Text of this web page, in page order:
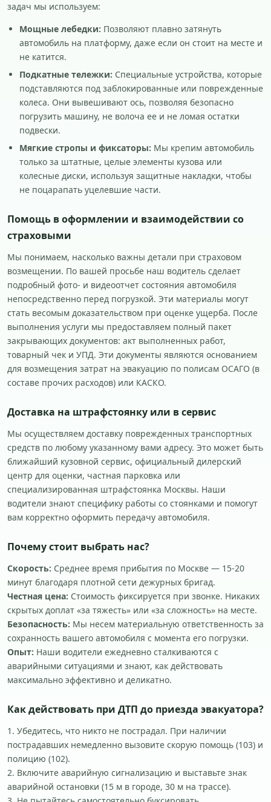
задач мы используем:
Мощные лебедки: Позволяют плавно затянуть
автомобиль на платформу, даже если он стоит на месте и
не катится.
Подкатные тележки: Специальные устройства, которые
подставляются под заблокированные или поврежденные
колеса. Они вывешивают ось, позволяя безопасно
погрузить машину, не волоча ее и не ломая остатки
подвески.
Мягкие стропы и фиксаторы: Мы крепим автомобиль
только за штатные, целые элементы кузова или
колесные диски, используя защитные накладки, чтобы
не поцарапать уцелевшие части.
Помощь в оформлении и взаимодействии со
страховыми
Мы понимаем, насколько важны детали при страховом
возмещении. По вашей просьбе наш водитель сделает
подробный фото- и видеоотчет состояния автомобиля
непосредственно перед погрузкой. Эти материалы могут
стать весомым доказательством при оценке ущерба. После
выполнения услуги мы предоставляем полный пакет
закрывающих документов: акт выполненных работ,
товарный чек и УПД. Эти документы являются основанием
для возмещения затрат на эвакуацию по полисам ОСАГО (в
составе прочих расходов) или КАСКО.
Доставка на штрафстоянку или в сервис
Мы осуществляем доставку поврежденных транспортных
средств по любому указанному вами адресу. Это может быть
ближайший кузовной сервис, официальный дилерский
центр для оценки, частная парковка или
специализированная штрафстоянка Москвы. Наши
водители знают специфику работы со стоянками и помогут
вам корректно оформить передачу автомобиля.
Почему стоит выбрать нас?
Скорость: Среднее время прибытия по Москве — 15-20
минут благодаря плотной сети дежурных бригад.
Честная цена: Стоимость фиксируется при звонке. Никаких
скрытых доплат «за тяжесть» или «за сложность» на месте.
Безопасность: Мы несем материальную ответственность за
сохранность вашего автомобиля с момента его погрузки.
Опыт: Наши водители ежедневно сталкиваются с
аварийными ситуациями и знают, как действовать
максимально эффективно и деликатно.
Как действовать при ДТП до приезда эвакуатора?
1. Убедитесь, что никто не пострадал. При наличии
пострадавших немедленно вызовите скорую помощь (103) и
полицию (102).
2. Включите аварийную сигнализацию и выставьте знак
аварийной остановки (15 м в городе, 30 м на трассе).